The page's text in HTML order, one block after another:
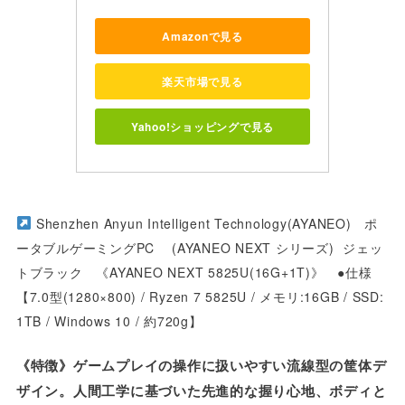
Amazonで見る
楽天市場で見る
Yahoo!ショッピングで見る
Shenzhen Anyun Intelligent Technology(AYANEO) ポ
ータブルゲーミングPC (AYANEO NEXT シリーズ) ジェッ
トブラック 《AYANEO NEXT 5825U(16G+1T)》 ●仕様
【7.0型(1280×800) / Ryzen 7 5825U / メモリ:16GB / SSD:
1TB / Windows 10 / 約720g】
《特徴》ゲームプレイの操作に扱いやすい流線型の筐体デ
ザイン。人間工学に基づいた先進的な握り心地、ボディと